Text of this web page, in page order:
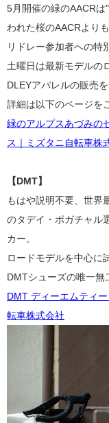
5月開催の緑のAACR
われた桜のAACRより
リドレー参加者への特
土曜日は最新モデルの
DLEYアパレルの販売
詳細は以下のページを
緑のアルプスあづみの
ス｜ミズタニ自転車株
【DMT】
もはや説明不要、世界
のタデイ・ポガチャル
カー。
ロードモデルを中心に
DMTシューズの唯一無
DMT ディーエムティ
転車株式会社